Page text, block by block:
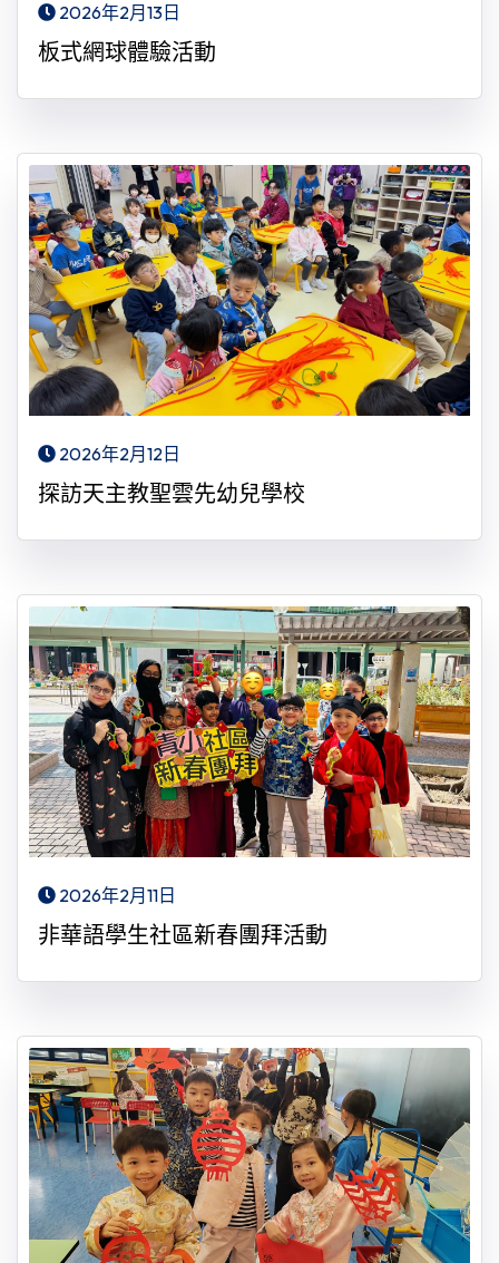
2026年2月13日
板式網球體驗活動
2026年2月12日
探訪天主教聖雲先幼兒學校
2026年2月11日
非華語學生社區新春團拜活動